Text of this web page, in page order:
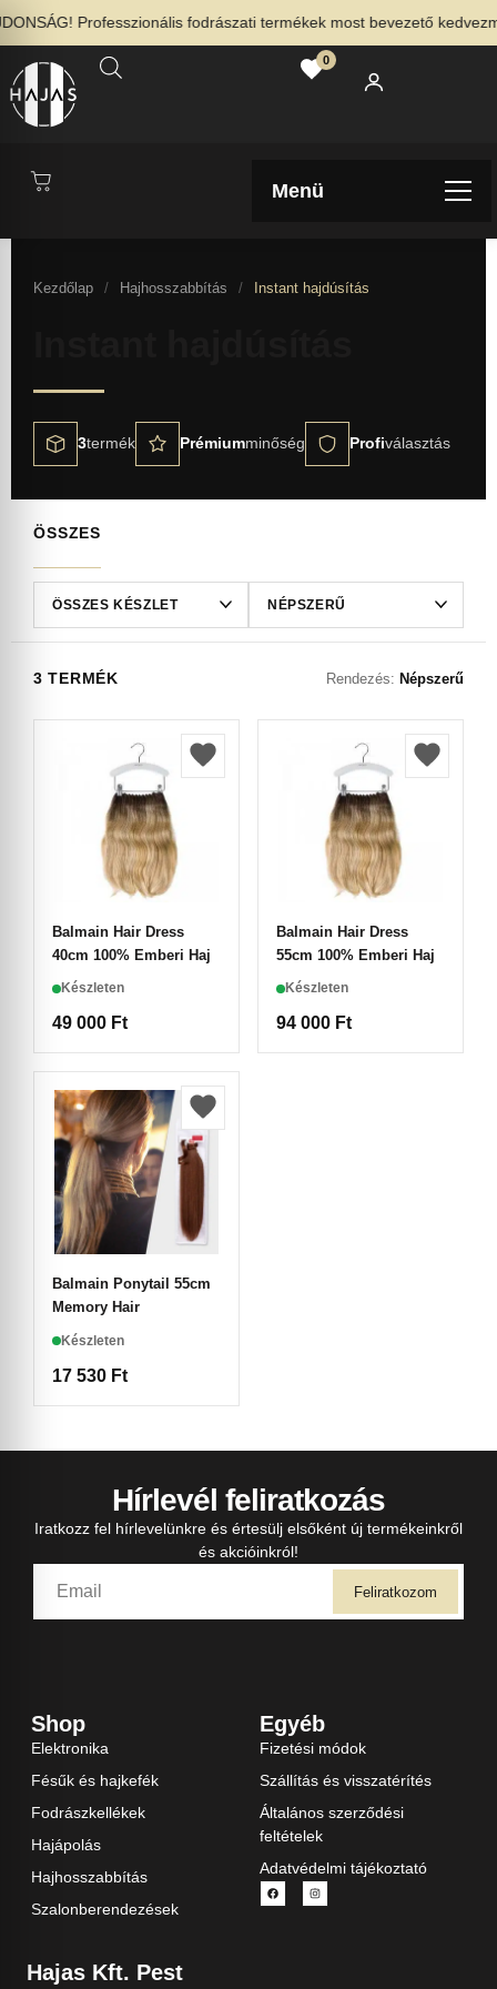
Professzionális fodrászati termékek most bevezető
0
Menü
Kezdőlap / Hajhosszabbítás / Instant hajdúsítás
3termék Prémiumminőség Profiválasztás
ÖSSZES
3 TERMÉK Rendezés: Népszerű
Balmain Hair Dress
40cm 100% Emberi Haj
Készleten
49 000 Ft
Balmain Hair Dress
55cm 100% Emberi Haj
Készleten
94 000 Ft
Balmain Ponytail 55cm
Memory Hair
Készleten
17 530 Ft
Hírlevél feliratkozás
Iratkozz fel hírlevelünkre és értesülj elsőként új termékeinkről
és akcióinkról!
Feliratkozom
Shop
Elektronika
Fésűk és hajkefék
Fodrászkellékek
Hajápolás
Hajhosszabbítás
Szalonberendezések
Egyéb
Fizetési módok
Szállítás és visszatérítés
Általános szerződési
feltételek
Adatvédelmi tájékoztató
Hajas Kft. Pest